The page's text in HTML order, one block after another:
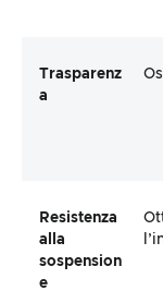
Trasparenz
a
Resistenza
alla
sospension
e